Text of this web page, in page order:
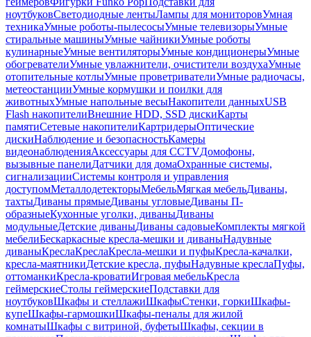
ноутбуковСветодиодные лентыЛампы для мониторовУмная
техникаУмные роботы-пылесосыУмные телевизорыУмные
стиральные машиныУмные чайникиУмные роботы
кулинарныеУмные вентиляторыУмные кондиционерыУмные
обогревателиУмные увлажнители, очистители воздухаУмные
отопительные котлыУмные проветривателиУмные радиочасы,
метеостанцииУмные кормушки и поилки для
животныхУмные напольные весыНакопители данныхUSB
Flash накопителиВнешние HDD, SSD дискиКарты
памятиСетевые накопителиКартридерыОптические
дискиНаблюдение и безопасностьКамеры
видеонаблюденияАксессуары для CCTVДомофоны,
вызывные панелиДатчики для домаОхранные системы,
сигнализацииСистемы контроля и управления
доступомМеталлодетекторыМебельМягкая мебельДиваны,
тахтыДиваны прямыеДиваны угловыеДиваны П-
образныеКухонные уголки, диваныДиваны
модульныеДетские диваныДиваны садовыеКомплекты мягкой
мебелиБескаркасные кресла-мешки и диваныНадувные
диваныКреслаКреслаКресла-мешки и пуфыКресла-качалки,
кресла-маятникиДетские кресла, пуфыНадувные креслаПуфы,
оттоманкиКресла-кроватиИгровая мебельКресла
геймерскиеСтолы геймерскиеПодставки для
ноутбуковШкафы и стеллажиШкафыСтенки, горкиШкафы-
купеШкафы-гармошкиШкафы-пеналы для жилой
комнатыШкафы с витриной, буфетыШкафы, секции в